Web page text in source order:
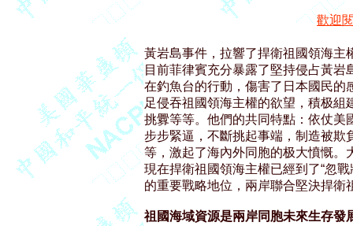
歡迎
黃岩島事件，拉響了捍衛祖國領海主
目前菲律賓充分暴露了堅持侵占黃岩
在釣魚台的行動，傷害了日本國民的
足侵吞祖國領海主權的欲望，積极
挑釁等等。他們的共同特點：依仗美
步步緊逼，不斷挑起事端，制造被欺
等，激起了海內外同胞的极大憤慨。
現在捍衛祖國領海主權已經到了“忽
的重要戰略地位，兩岸聯合堅決捍衛
祖國海域資源是兩岸同胞未來生存發